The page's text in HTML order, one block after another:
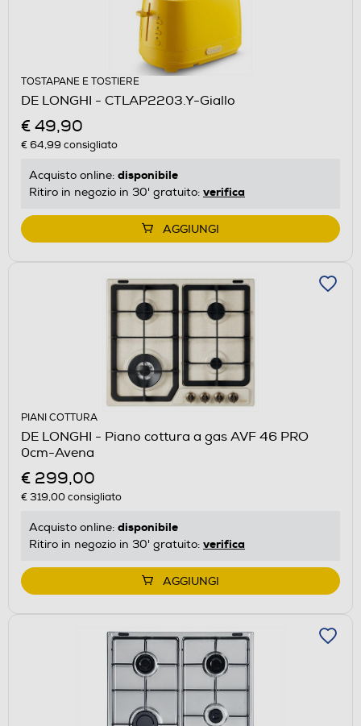
TOSTAPANE E TOSTIERE
DE LONGHI - CTLAP2203.Y-Giallo
€ 49,90
€ 64,99 consigliato
Acquisto online: disponibile
Ritiro in negozio in 30' gratuito: verifica
AGGIUNGI
PIANI COTTURA
DE LONGHI - Piano cottura a gas AVF 46 PRO
0cm-Avena
€ 299,00
€ 319,00consigliato
Acquisto online: disponibile
Ritiro in negozio in 30' gratuito: verifica
AGGIUNGI